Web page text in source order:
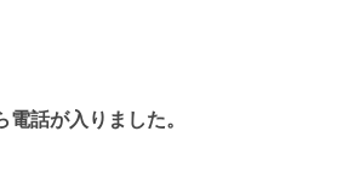
話が入りました。